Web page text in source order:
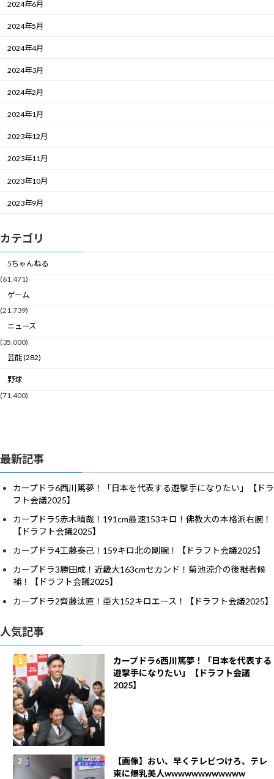
2024年6月
2024年5月
2024年4月
2024年3月
2024年2月
2024年1月
2023年12月
2023年11月
2023年10月
2023年9月
カテゴリ
5ちゃんねる
(61,471)
ゲーム
(21,739)
ニュース
(35,000)
芸能 (282)
野球
(71,400)
最新記事
カープドラ6西川篤夢！「日本を代表する遊撃手になりたい」【ドラ
フト会議2025】
カープドラ5赤木晴哉！191cm最速153キロ！佛教大の本格派右腕！
【ドラフト会議2025】
カープドラ4工藤泰己！159キロ北の剛腕！【ドラフト会議2025】
カープドラ3勝田成！近畿大163cmセカンド！菊池涼介の後継者候
補！【ドラフト会議2025】
カープドラ2齊藤汰直！亜大152キロエース！【ドラフト会議2025】
人気記事
カープドラ6西川篤夢！「日本を代表する
遊撃手になりたい」【ドラフト会議
2025】
【画像】おい、早くテレビつけろ、テレ
東に爆乳美人wwwwwwwwwwww